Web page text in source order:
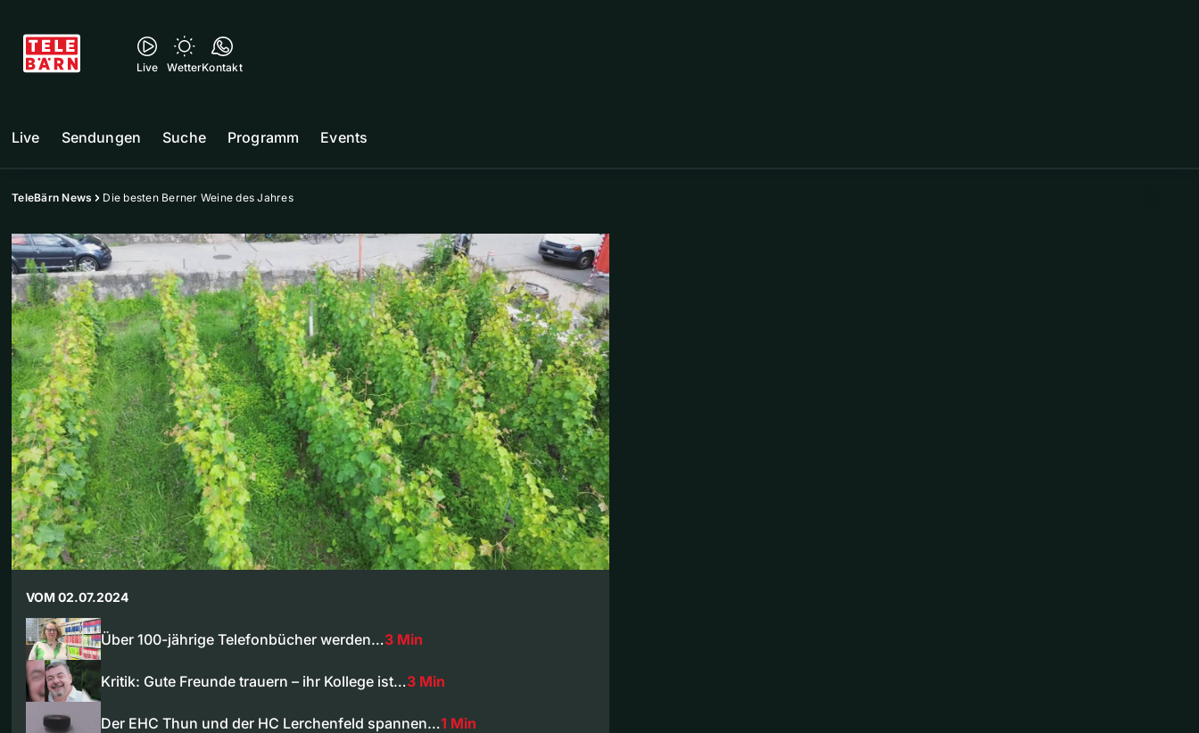
Live WetterKontakt
Live Sendungen Suche Programm Events
TeleBärn News Die besten Berner Weine des Jahres
VOM 02.07.2024
Über 100-jährige Telefonbücher werden…3 Min
Kritik: Gute Freunde trauern – ihr Kollege ist…3 Min
Der EHC Thun und der HC Lerchenfeld spannen…1 Min